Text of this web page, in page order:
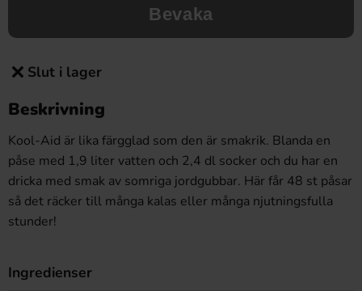
Bevaka
Slut i lager
Beskrivning
Kool-Aid är lika färgglad som den är smakrik. Blanda en
påse med 1,9 liter vatten och 2,4 dl socker och du har en
dricka med smak av somriga jordgubbar. Här får 48 st påsar
så det räcker till många kalas eller många njutningsfulla
stunder!
Ingredienser